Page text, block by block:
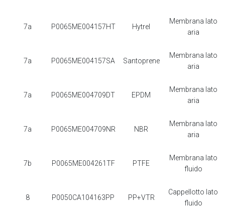
7a P0065ME004157HT Hytrel
Membrana lato
aria
7a P0065ME004157SA Santoprene
Membrana lato
aria
7a P0065ME004709DT EPDM
Membrana lato
aria
7a P0065ME004709NR NBR
Membrana lato
aria
7b P0065ME004261TF PTFE
Membrana lato
fluido
8 P0050CA104163PP PP+VTR
Cappellotto lato
fluido